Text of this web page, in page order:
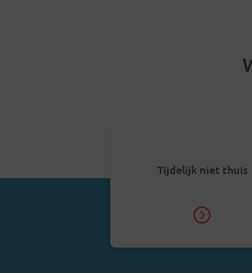
Tijdelijk niet thuis